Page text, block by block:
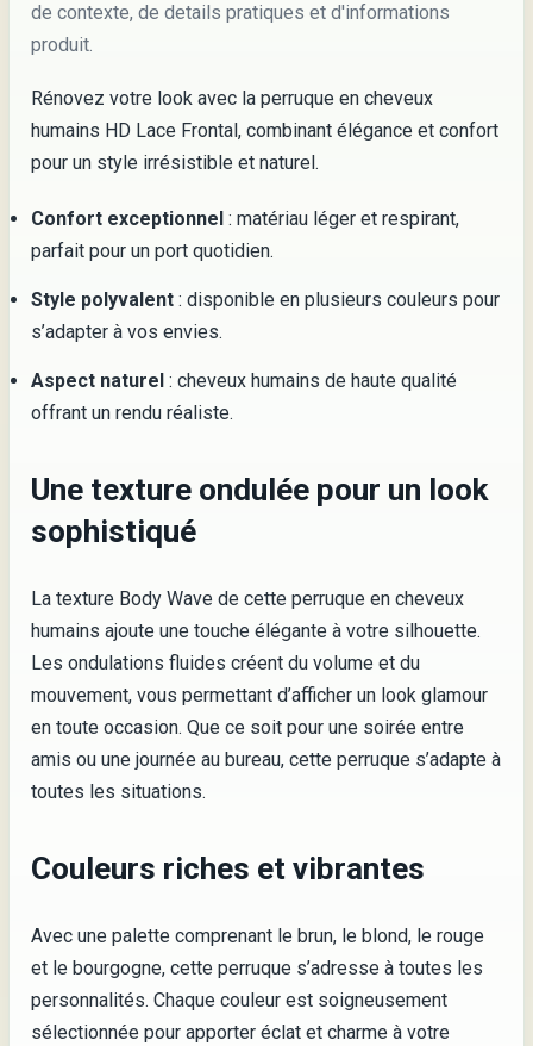
de contexte, de details pratiques et d'informations
produit.
Rénovez votre look avec la perruque en cheveux
humains HD Lace Frontal, combinant élégance et confort
pour un style irrésistible et naturel.
Confort exceptionnel : matériau léger et respirant,
parfait pour un port quotidien.
Style polyvalent : disponible en plusieurs couleurs pour
s’adapter à vos envies.
Aspect naturel : cheveux humains de haute qualité
offrant un rendu réaliste.
Une texture ondulée pour un look
sophistiqué
La texture Body Wave de cette perruque en cheveux
humains ajoute une touche élégante à votre silhouette.
Les ondulations fluides créent du volume et du
mouvement, vous permettant d’afficher un look glamour
en toute occasion. Que ce soit pour une soirée entre
amis ou une journée au bureau, cette perruque s’adapte à
toutes les situations.
Couleurs riches et vibrantes
Avec une palette comprenant le brun, le blond, le rouge
et le bourgogne, cette perruque s’adresse à toutes les
personnalités. Chaque couleur est soigneusement
sélectionnée pour apporter éclat et charme à votre